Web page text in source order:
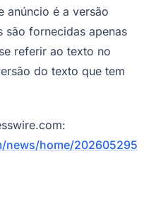
anúncio é a versão
fornecidas apenas
referir ao texto no
do texto que tem
news/home/202605295